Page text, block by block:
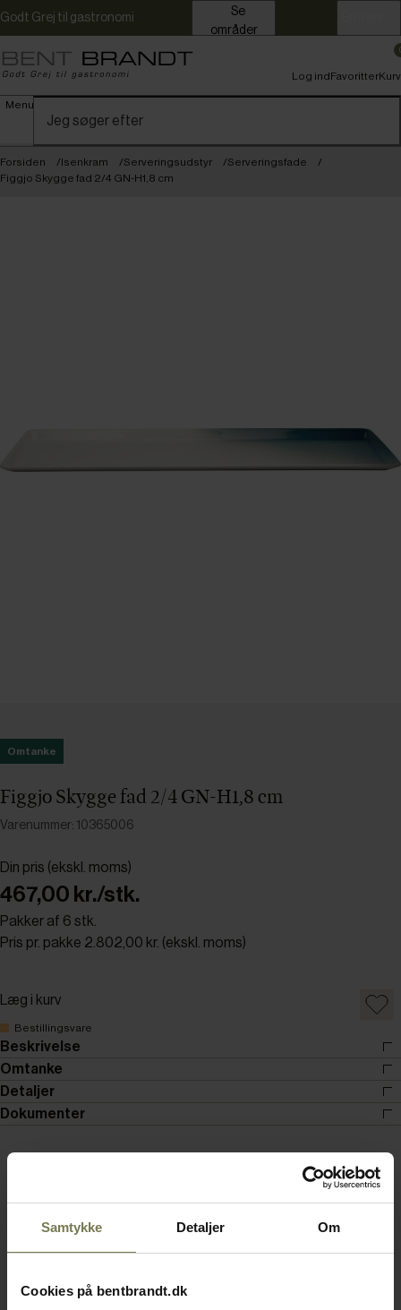
Samtykke Detaljer Om
Cookies på bentbrandt.dk
Godt Grej til gastronomi
områder
Menu
Log indFavoritterKurv
Forsiden Isenkram Serveringsudstyr
Serveringsfade
Figgjo Skygge fad 2/4 GN-H1,8 cm
Omtanke
Figgjo Skygge fad 2/4 GN-H1,8 cm
Varenummer: 10365006
Din pris (ekskl. moms)
467,00 kr./stk.
Pakker af 6 stk.
Pris pr. pakke 2.802,00 kr. (ekskl. moms)
Læg i kurv
Bestillingsvare
Beskrivelse
Omtanke
Detaljer
Dokumenter